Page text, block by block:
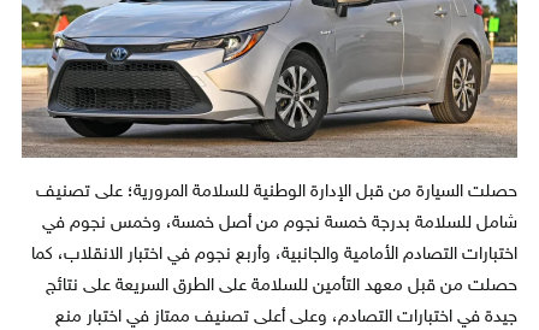
حصلت السيارة من قبل الإدارة الوطنية للسلامة المرورية؛ على تصنيف
شامل للسلامة بدرجة خمسة نجوم من أصل خمسة، وخمس نجوم في
اختبارات التصادم الأمامية والجانبية، وأربع نجوم في اختبار الانقلاب، كما
حصلت من قبل معهد التأمين للسلامة على الطرق السريعة على نتائج
جيدة في اختبارات التصادم، وعلى أعلى تصنيف ممتاز في اختبار منع